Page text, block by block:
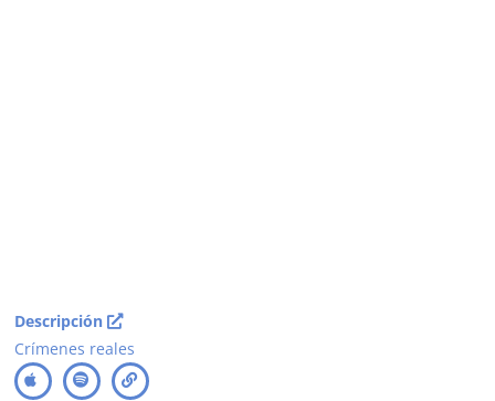
Descripción
Crímenes reales